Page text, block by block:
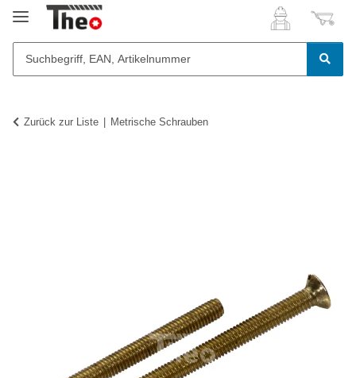
Zurück zur Liste Metrische Schrauben